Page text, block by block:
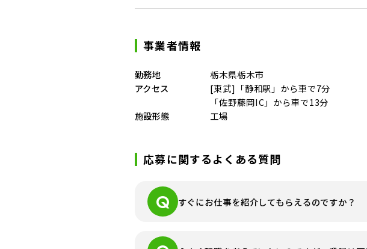
事業者情報
勤務地
栃木県栃木市
アクセス
[東武]「静和駅」から車で7分
「佐野藤岡IC」から車で13分
施設形態
工場
応募に関するよくある質問
すぐにお仕事を紹介してもらえるのですか？